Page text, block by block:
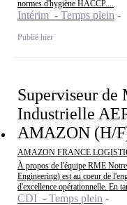
normes d'hygiène HACCP....
Intérim - Temps plein
Publié hier
Superviseur de
Industrielle
AMAZON (H/
AMAZON FRANCE
À propos de l'équipe RME
Engineering) est au coeur de
d'excellence opérationnelle. En
CDI - Temps plein